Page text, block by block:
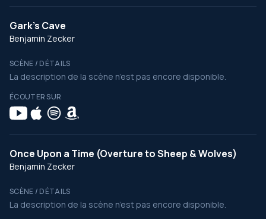
Gark's Cave
Benjamin Zecker
SCÈNE / DÉTAILS
La description de la scène n’est pas encore disponible.
ÉCOUTER SUR
Once Upon a Time (Overture to Sheep & Wolves)
Benjamin Zecker
SCÈNE / DÉTAILS
La description de la scène n’est pas encore disponible.